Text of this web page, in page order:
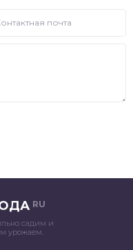
RU
садим и
урожаем.